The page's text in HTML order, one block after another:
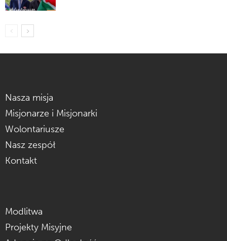
Nasza misja
Misjonarze i Misjonarki
Wolontariusze
Nasz zespół
Kontakt
Modlitwa
Projekty Misyjne